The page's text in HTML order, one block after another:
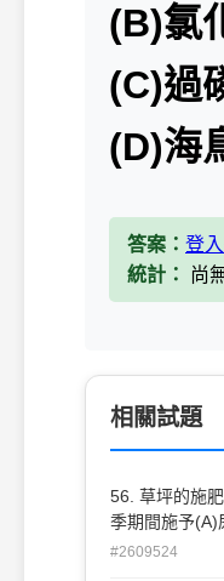
(B)氯
(C)過
(D)海
答案： 登
統計：
尚
相關試題
56. 草坪的施肥管理應於春季-夏季生長旺
季期間施予(A)
磷肥(D)氯化鉀
#2609524